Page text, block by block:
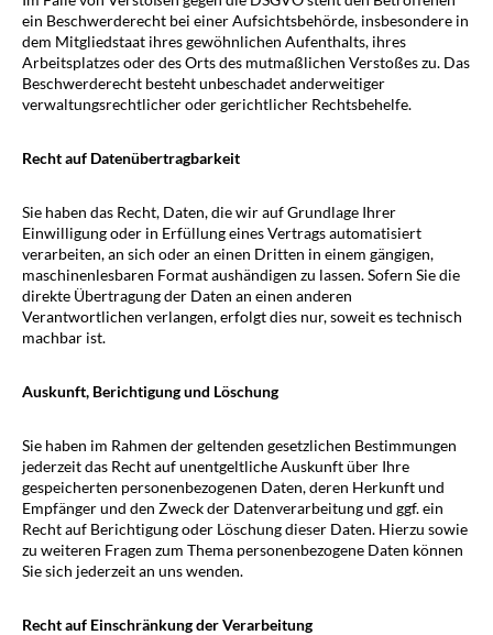
ein Beschwerderecht bei einer Aufsichtsbehörde, insbesondere in
dem Mitgliedstaat ihres gewöhnlichen Aufenthalts, ihres
Arbeitsplatzes oder des Orts des mutmaßlichen Verstoßes zu. Das
Beschwerderecht besteht unbeschadet anderweitiger
verwaltungsrechtlicher oder gerichtlicher Rechtsbehelfe.
Recht auf Daten­übertrag­barkeit
Sie haben das Recht, Daten, die wir auf Grundlage Ihrer
Einwilligung oder in Erfüllung eines Vertrags automatisiert
verarbeiten, an sich oder an einen Dritten in einem gängigen,
maschinenlesbaren Format aushändigen zu lassen. Sofern Sie die
direkte Übertragung der Daten an einen anderen
Verantwortlichen verlangen, erfolgt dies nur, soweit es technisch
machbar ist.
Auskunft, Berichtigung und Löschung
Sie haben im Rahmen der geltenden gesetzlichen Bestimmungen
jederzeit das Recht auf unentgeltliche Auskunft über Ihre
gespeicherten personenbezogenen Daten, deren Herkunft und
Empfänger und den Zweck der Datenverarbeitung und ggf. ein
Recht auf Berichtigung oder Löschung dieser Daten. Hierzu sowie
zu weiteren Fragen zum Thema personenbezogene Daten können
Sie sich jederzeit an uns wenden.
Recht auf Einschränkung der Verarbeitung